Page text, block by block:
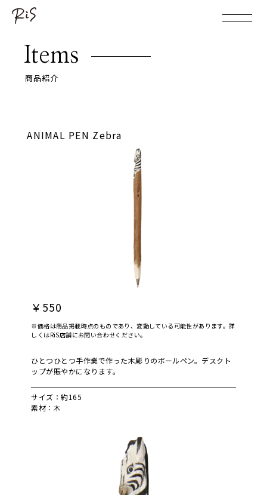
Items
商品紹介
ANIMAL PEN Zebra
￥550
※価格は商品掲載時点のものであり、変動している可能性があります。詳
しくはRiS店舗にお問い合わせください。
ひとつひとつ手作業で作った木彫りのボールペン。デスクト
ップが賑やかになります。
サイズ：約165
素材：木